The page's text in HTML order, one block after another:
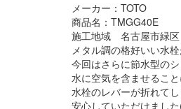
メーカー：TOTO
商品名：TMGG40E
施工地域 名古屋市緑区
メタル調の格好いい水栓
今回はさらに節水型の
水に空気を含ませるこ
水栓のレバーが折れて
安心していただけまし